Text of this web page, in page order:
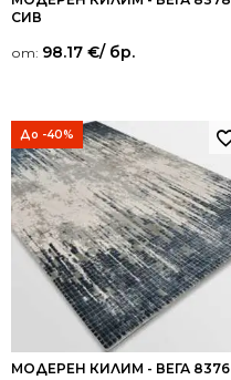
СИВ
от: 98.17 €/ бр.
До -40%
МОДЕРЕН КИЛИМ - ВЕГА 8376